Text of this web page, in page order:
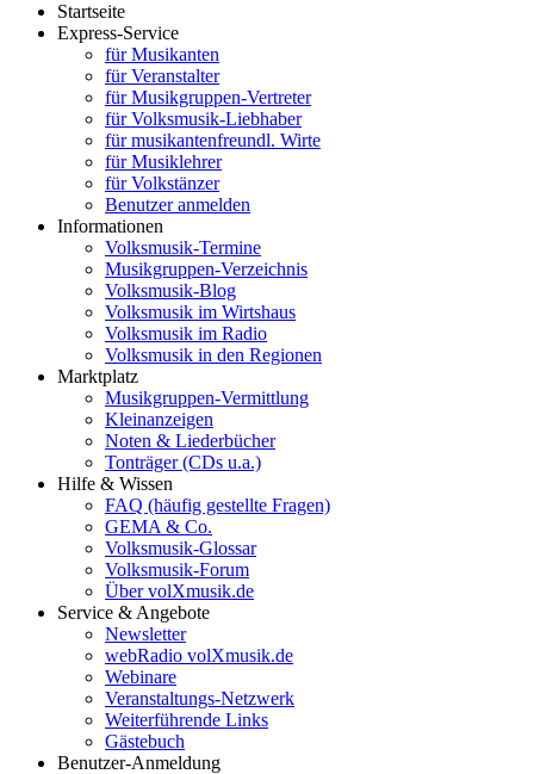
Startseite
Express-Service
für Musikanten
für Veranstalter
für Musikgruppen-Vertreter
für Volksmusik-Liebhaber
für musikantenfreundl. Wirte
für Musiklehrer
für Volkstänzer
Benutzer anmelden
Informationen
Volksmusik-Termine
Musikgruppen-Verzeichnis
Volksmusik-Blog
Volksmusik im Wirtshaus
Volksmusik im Radio
Volksmusik in den Regionen
Marktplatz
Musikgruppen-Vermittlung
Kleinanzeigen
Noten & Liederbücher
Tonträger (CDs u.a.)
Hilfe & Wissen
FAQ (häufig gestellte Fragen)
GEMA & Co.
Volksmusik-Glossar
Volksmusik-Forum
Über volXmusik.de
Service & Angebote
Newsletter
webRadio volXmusik.de
Webinare
Veranstaltungs-Netzwerk
Weiterführende Links
Gästebuch
Benutzer-Anmeldung